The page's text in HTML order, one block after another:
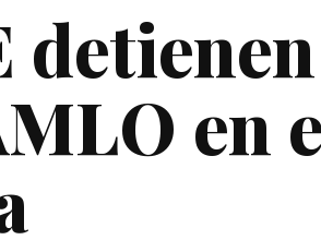
detienen
en